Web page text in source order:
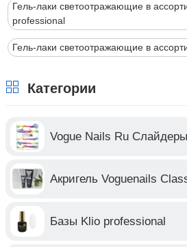
Гель-лаки светоотражающие в
professional
Гель-лаки светоотражающие в
Категории
Vogue Nails Ru Слайдеры
Акригель Voguenails
Базы Klio professional